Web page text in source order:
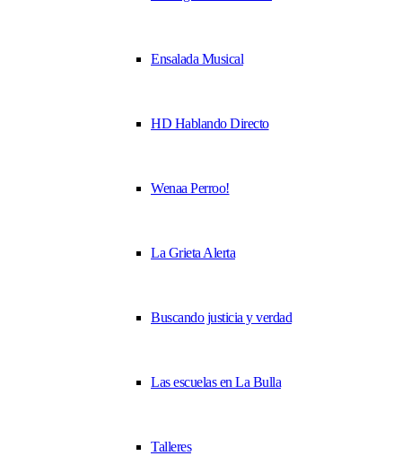
Ensalada Musical
HD Hablando Directo
Wenaa Perroo!
La Grieta Alerta
Buscando justicia y verdad
Las escuelas en La Bulla
Talleres